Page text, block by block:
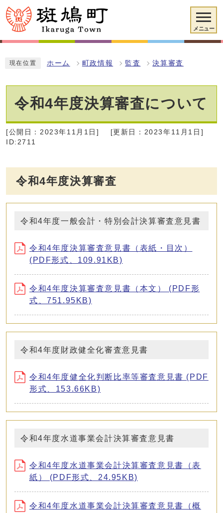
メニュー
現在位置 ホーム 町政情報 監査 決算審査
令和4年度決算審査について
[公開日：2023年11月1日]
[更新日：2023年11月1日]
ID:2711
令和4年度決算審査
令和4年度一般会計・特別会計決算審査意見書
令和4年度決算審査意見書（表紙・目次）
(PDF形式、109.91KB)
令和4年度決算審査意見書（本文） (PDF形
式、751.95KB)
令和4年度財政健全化審査意見書
令和4年度健全化判断比率等審査意見書 (PDF
形式、153.66KB)
令和4年度水道事業会計決算審査意見書
令和4年度水道事業会計決算審査意見書（表
紙） (PDF形式、24.95KB)
令和4年度水道事業会計決算審査意見書（概